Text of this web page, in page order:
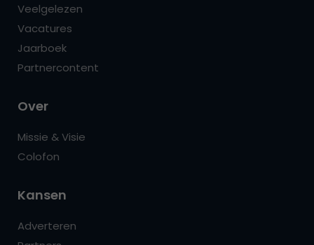
Veelgelezen
Vacatures
Jaarboek
Partnercontent
Over
Missie & Visie
Colofon
Kansen
Adverteren